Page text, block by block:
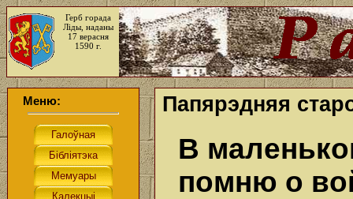
Герб горада
Ліды, наданы
17 верасня
1590 г.
Меню: Папярэдняя
В
помню о